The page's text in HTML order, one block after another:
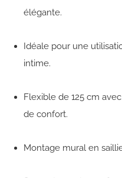
élégante.
Idéale pour une
intime.
Flexible de 125 cm
de confort.
Montage mural en